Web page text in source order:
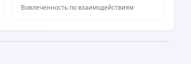
Вовлеченность по взаимодействиям